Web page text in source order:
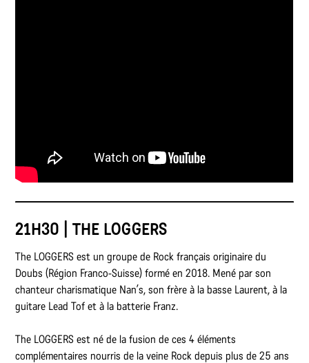
21H30 | THE LOGGERS
The LOGGERS est un groupe de Rock français originaire du
Doubs (Région Franco-Suisse) formé en 2018. Mené par son
chanteur charismatique Nan’s, son frère à la basse Laurent, à la
guitare Lead Tof et à la batterie Franz.
The LOGGERS est né de la fusion de ces 4 éléments
complémentaires nourris de la veine Rock depuis plus de 25 ans